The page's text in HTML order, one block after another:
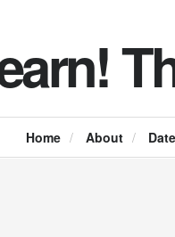
Home / About /